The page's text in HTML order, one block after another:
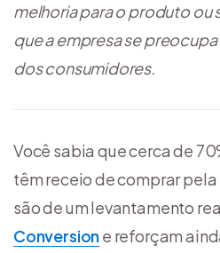
melhoria para o produto ou
que a empresa se
dos consumidores.
Você sabia que cerca de
têm receio de comprar
são de um levantamento
Conversione reforçam